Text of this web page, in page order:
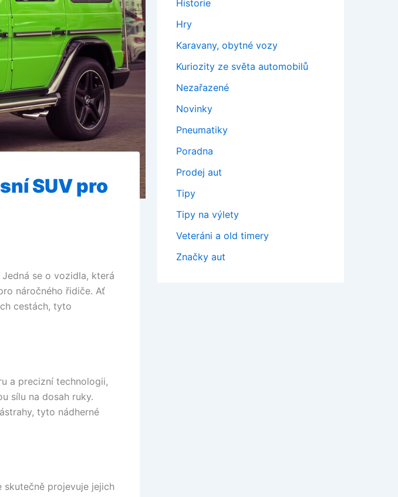
SUV pro
se o vozidla, která
náročného řidiče. Ať
cestách, tyto
a precizní technologii,
sílu na dosah ruky.
tyto nádherné
skutečně projevuje jejich
Historie
Hry
Karavany, obytné vozy
Kuriozity ze světa automobilů
Nezařazené
Novinky
Pneumatiky
Poradna
Prodej aut
Tipy
Tipy na výlety
Veteráni a old timery
Značky aut